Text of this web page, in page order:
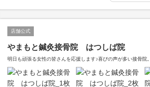
店舗公式
やまもと鍼灸接骨院 はつしば院
明日も頑張る女性の皆さんを応援します♪喜びの声が多い接骨院。